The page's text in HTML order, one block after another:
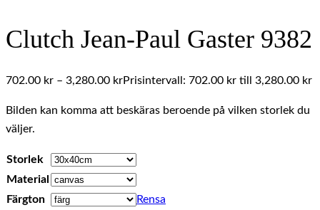
Clutch Jean-Paul Gaster 9382
702.00 kr – 3,280.00 krPrisintervall: 702.00 kr till 3,280.00 kr
Bilden kan komma att beskäras beroende på vilken storlek du
väljer.
Storlek
Material
Färgton
Rensa